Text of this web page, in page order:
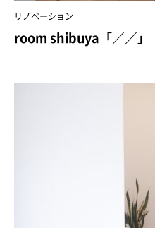
リノベーション
room shibuya「／／」